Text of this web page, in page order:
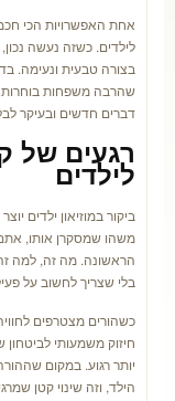
אחת האפשרויות הכי
לילדים. כשזה נעשה נכון,
בצורה טבעית ונעימה.
שהרבה משפחות
דברים חדשים ובעיקר
רגעים של
לילדים
ביקור במוזיאון ילדים
משהו שמסקרן אותו,
הראשונה. מה זה, למה
בלי שצריך לחשוב על
כשהורים מצטרפים
חיזוק משמעותי
יותר רגוע. במקום
הילד, וזה שינוי קטן